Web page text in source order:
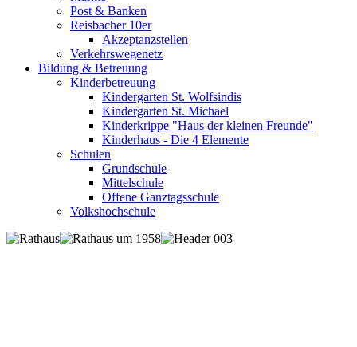
Post & Banken
Reisbacher 10er
Akzeptanzstellen
Verkehrswegenetz
Bildung & Betreuung
Kinderbetreuung
Kindergarten St. Wolfsindis
Kindergarten St. Michael
Kinderkrippe "Haus der kleinen Freunde"
Kinderhaus - Die 4 Elemente
Schulen
Grundschule
Mittelschule
Offene Ganztagsschule
Volkshochschule